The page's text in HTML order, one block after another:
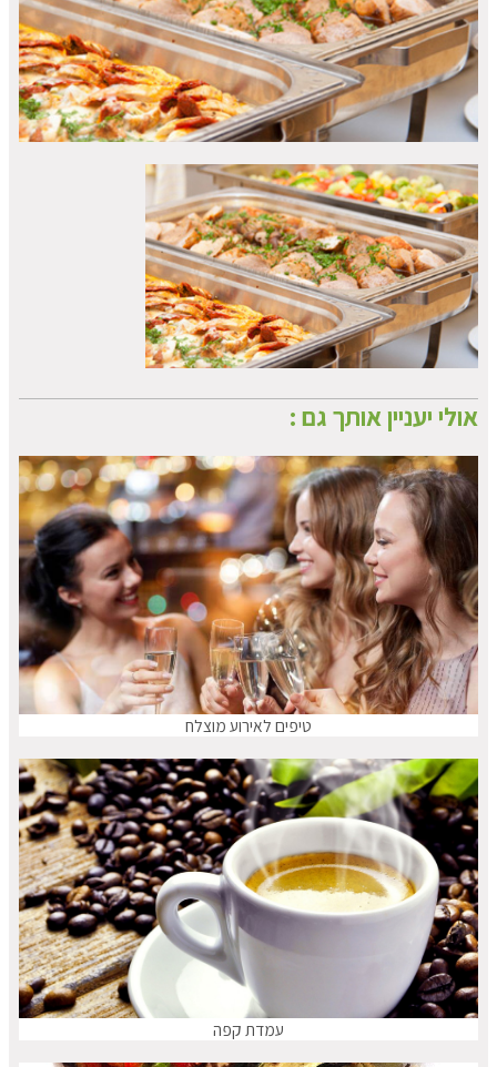
אולי יעניין אותך גם :
טיפים לאירוע מוצלח
עמדת קפה